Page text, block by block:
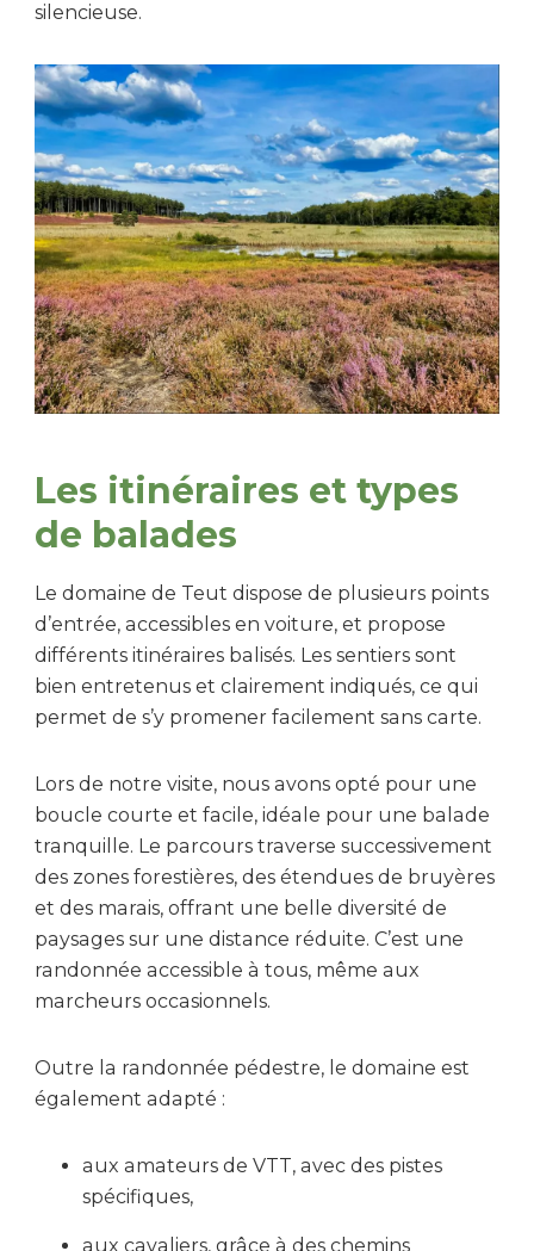
silencieuse.
Les itinéraires et types
de balades
Le domaine de Teut dispose de plusieurs points
d’entrée, accessibles en voiture, et propose
différents itinéraires balisés. Les sentiers sont
bien entretenus et clairement indiqués, ce qui
permet de s’y promener facilement sans carte.
Lors de notre visite, nous avons opté pour une
boucle courte et facile, idéale pour une balade
tranquille. Le parcours traverse successivement
des zones forestières, des étendues de bruyères
et des marais, offrant une belle diversité de
paysages sur une distance réduite. C’est une
randonnée accessible à tous, même aux
marcheurs occasionnels.
Outre la randonnée pédestre, le domaine est
également adapté :
aux amateurs de VTT, avec des pistes
spécifiques,
aux cavaliers, grâce à des chemins